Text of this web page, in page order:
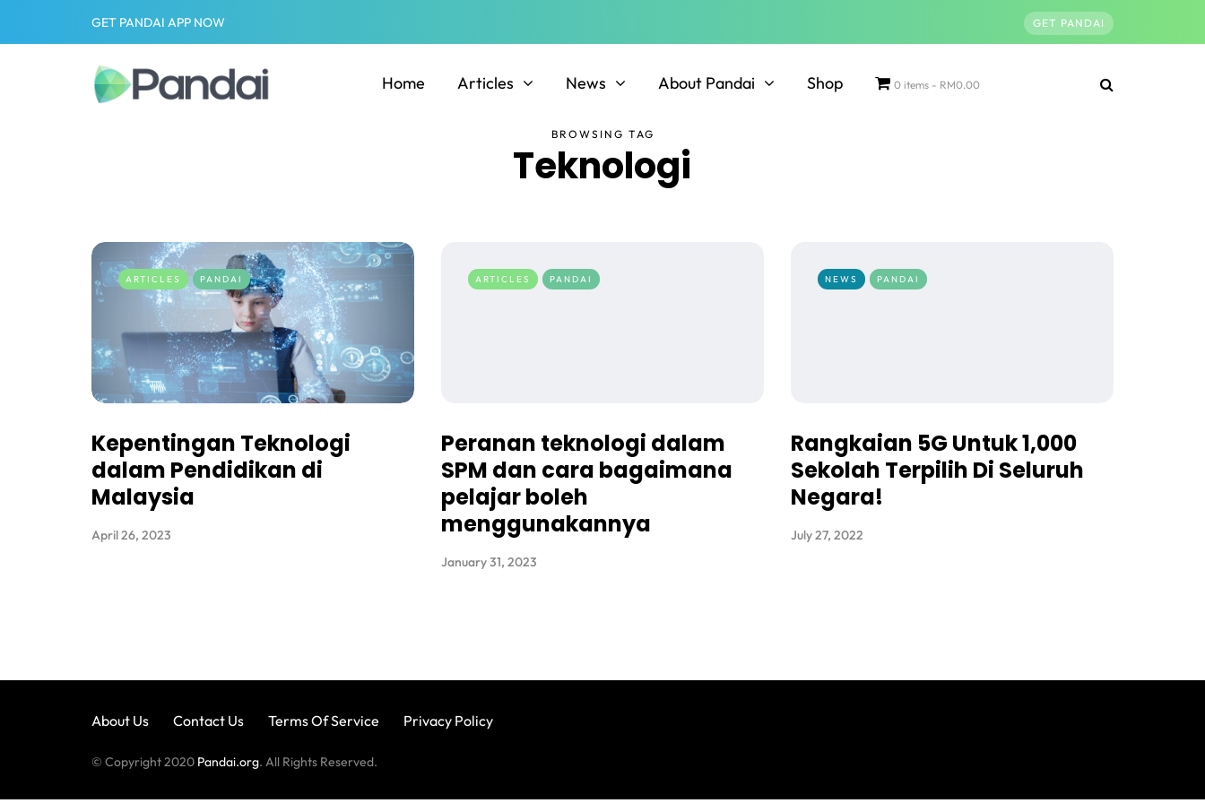
GET PANDAI APP NOW GET PANDAI
Home Articles News About Pandai Shop 0 items RM0.00
BROWSING TAG
Teknologi
ARTICLES PANDAI
Kepentingan Teknologi
dalam Pendidikan di
Malaysia
April 26, 2023
ARTICLES PANDAI
Peranan teknologi dalam
SPM dan cara bagaimana
pelajar boleh
menggunakannya
January 31, 2023
NEWS PANDAI
Rangkaian 5G Untuk 1,000
Sekolah Terpilih Di Seluruh
Negara!
July 27, 2022
About Us Contact Us Terms Of Service Privacy Policy
© Copyright 2020 Pandai.org. All Rights Reserved.